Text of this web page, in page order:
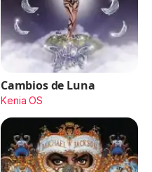
Cambios de Luna
Kenia OS